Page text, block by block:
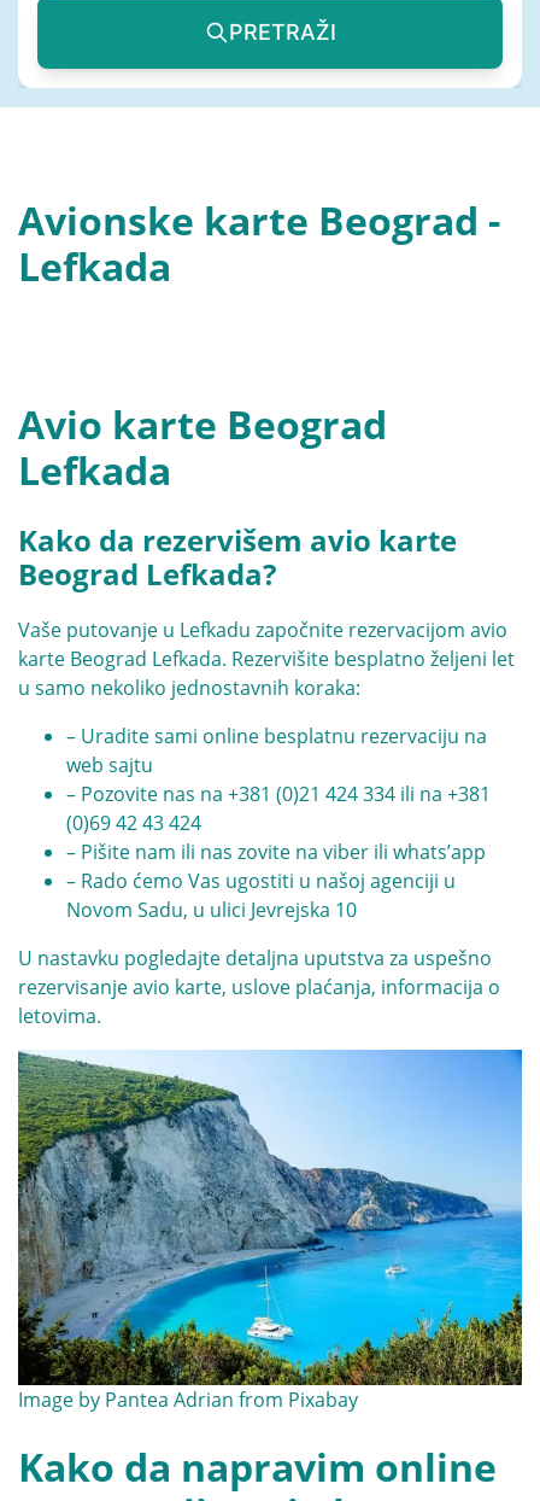
PRETRAŽI
Avionske karte Beograd -
Lefkada
Avio karte Beograd
Lefkada
Kako da rezervišem avio karte
Beograd Lefkada?
Vaše putovanje u Lefkadu započnite rezervacijom avio
karte Beograd Lefkada. Rezervišite besplatno željeni let
u samo nekoliko jednostavnih koraka:
– Uradite sami online besplatnu rezervaciju na
web sajtu
– Pozovite nas na +381 (0)21 424 334 ili na +381
(0)69 42 43 424
– Pišite nam ili nas zovite na viber ili whats’app
– Rado ćemo Vas ugostiti u našoj agenciji u
Novom Sadu, u ulici Jevrejska 10
U nastavku pogledajte detaljna uputstva za uspešno
rezervisanje avio karte, uslove plaćanja, informacija o
letovima.
Image by Pantea Adrian from Pixabay
Kako da napravim online